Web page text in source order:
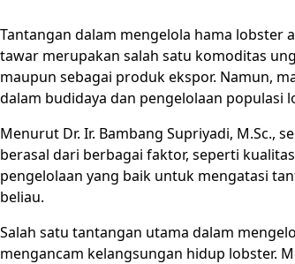
Tantangan dalam mengelola hama lobster
tawar merupakan salah satu komoditas
maupun sebagai produk ekspor. Namun,
dalam budidaya dan pengelolaan populasi
Menurut Dr. Ir. Bambang Supriyadi, M.Sc.,
berasal dari berbagai faktor, seperti
pengelolaan yang baik untuk mengatasi
beliau.
Salah satu tantangan utama dalam
mengancam kelangsungan hidup lobster.